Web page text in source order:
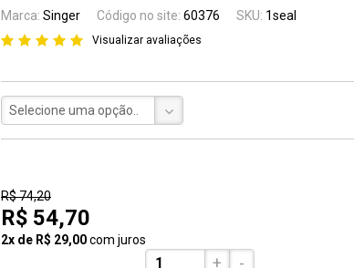
Marca: Singer Código no site: 60376 SKU: 1seal
Visualizar avaliações
Selecione uma opção..
R$ 74,20
R$ 54,70
2x de R$ 29,00com juros
+ -